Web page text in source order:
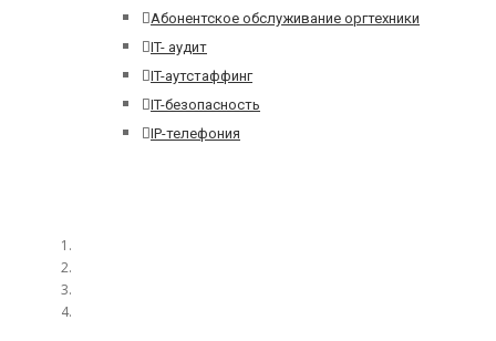
Абонентское обслуживание оргтехники
IT- аудит
IT-аутстаффинг
IT-безопасность
IP-телефония